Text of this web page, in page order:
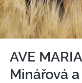
AVE
Minářová